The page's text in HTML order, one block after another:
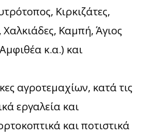
Κιρκιζάτες,
Καμπή, Άγιος
κ.α.) και
αγροτεμαχίων, κατά τις
εργαλεία και
και ποτιστικά